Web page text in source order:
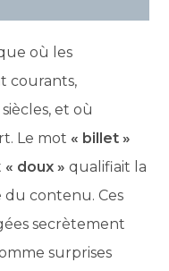
où les
courants,
et où
Le mot « billet »
« doux » qualifiait la
contenu. Ces
secrètement
surprises